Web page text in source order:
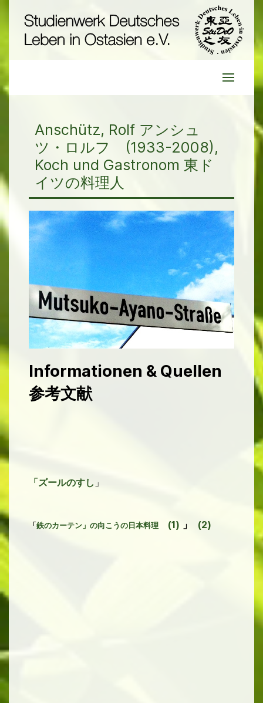
Anschütz, Rolf アンシュ
ツ・ロルフ (1933-2008),
Koch und Gastronom 東ド
イツの料理人
Informationen & Quellen
参考文献
「ズールのすし 」
「鉄のカーテン」の向こうの日本料理 (1) 」 (2)